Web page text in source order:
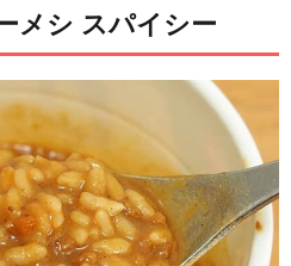
メシ スパイシー